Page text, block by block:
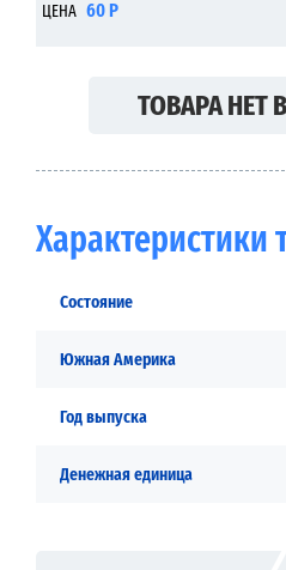
ЦЕНА 60 Р
ТОВАРА НЕТ
Характеристики
Состояние
Южная Америка
Год выпуска
Денежная единица